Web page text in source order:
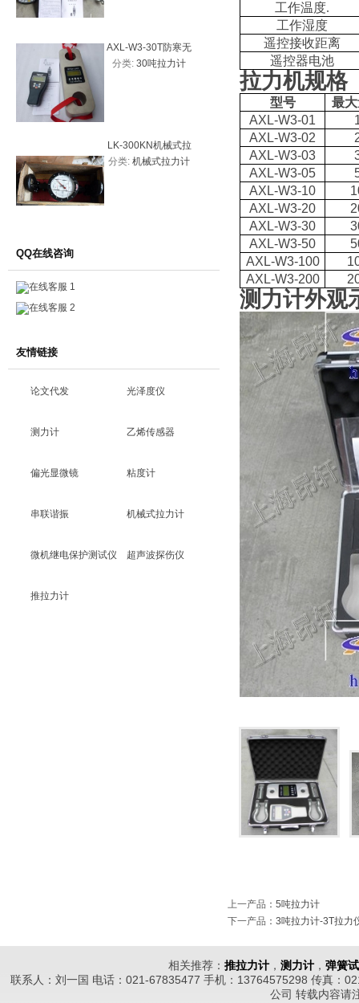
AXL-W3-30T防寒无
线拉力计、30吨拉力
分类: 30吨拉力计
AXL-W3-
拉力计、
线
分类:
LK-300KN机械式拉
力计30吨
分类: 机械式拉力计
AXL-W-
拉力计、
线拉力
分类:无
QQ在线咨询
在线客服 1
在线客服 2
友情链接
论文代发 光泽度仪
测力计 乙烯传感器
偏光显微镜 粘度计
串联谐振 机械式拉力计
微机继电保护测试仪 超声波探伤仪
推拉力计
工作温度.
工作湿度
遥控接收距离
遥控器电池
拉力机规格
型号
最
AXL-W3-01
AXL-W3-02
AXL-W3-03
AXL-W3-05
AXL-W3-10
AXL-W3-20
AXL-W3-30
AXL-W3-50
AXL-W3-100
AXL-W3-200
测力计外观
上一产品 ： 5吨拉力计
下一产品 ： 3吨拉力计-3T拉力
相关推荐： 推拉力计， 测力计， 弹簧
联系人：刘一国 电话：021-67835477 手机：13764575298 传真：
公司 转载内容请